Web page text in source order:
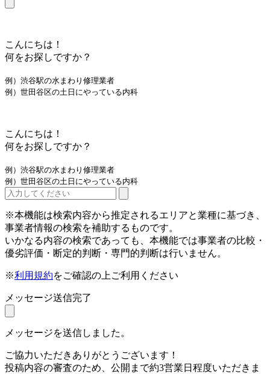
こんにちは！
何をお探しですか？
例）渋谷駅の水まわり修理業者
例）世田谷区の土日にやっている内科
こんにちは！
何をお探しですか？
例）渋谷駅の水まわり修理業者
例）世田谷区の土日にやっている内科
※本機能は検索内容から推定されるエリアと業種に基づき、
事業者情報の検索を補助するものです。
いかなる内容の検索であっても、本機能では事業者の比較・
優劣評価・断定的判断・専門的判断は行いません。
※利用規約をご確認の上ご利用ください
メッセージ送信完了
メッセージを送信しました。
ご協力いただきありがとうございます！
投稿内容の審査のため、公開まで約3営業日程度いただきま